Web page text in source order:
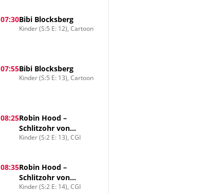
07:30Bibi Blocksberg
Kinder (S:5 E: 12), Cartoon
07:55Bibi Blocksberg
Kinder (S:5 E: 13), Cartoon
08:25Robin Hood –
Schlitzohr von
Sherwood
Kinder (S:2 E: 13), CGI
08:35Robin Hood –
Schlitzohr von
Sherwood
Kinder (S:2 E: 14), CGI